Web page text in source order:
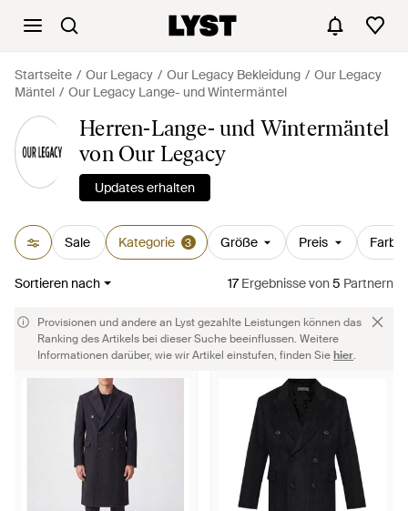
Startseite Our Legacy Our Legacy Bekleidung
Our Legacy
Mäntel
Our Legacy Lange- und Wintermäntel
Herren-Lange- und Wintermäntel
von Our Legacy
Updates erhalten
Sale Kategorie 3 Größe Preis Farbe
Sortieren nach 17Ergebnissevon5 Partnern
Provisionen und andere an Lyst gezahlte Leistungen können das
Ranking des Artikels bei dieser Suche beeinflussen. Weitere
Informationen darüber, wie wir Artikel einstufen, finden Siehier.